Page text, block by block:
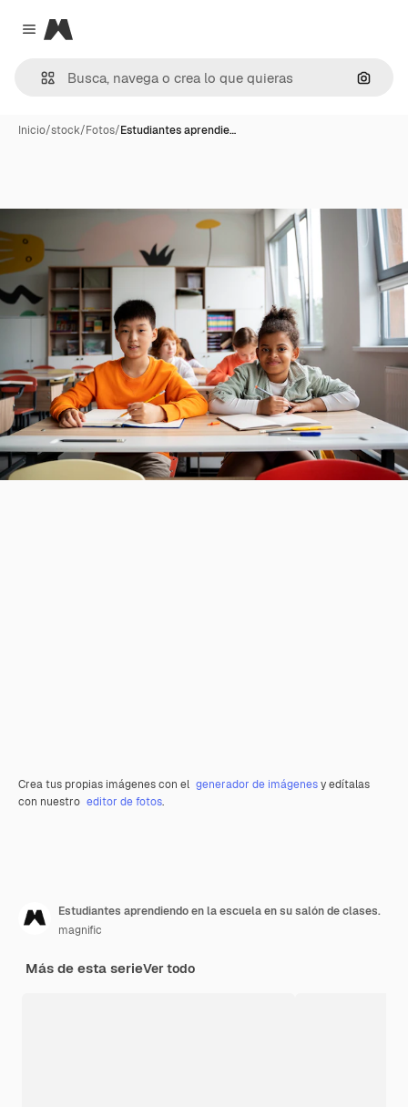
Close menu
Magnific
Inicio/stock/Fotos/Estudiantes aprendie…
Crea tus propias imágenes con el generador de imágenesy edítalas
con nuestro editor de fotos.
Estudiantes aprendiendo en la escuela en su salón de clases.
magnific
Más de esta serieVer todo